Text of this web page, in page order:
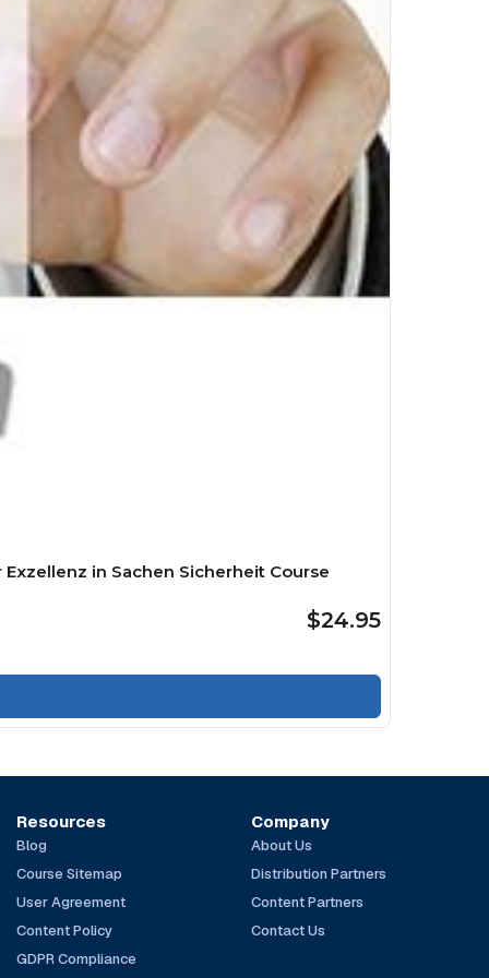
in Sachen Sicherheit Course
$24.95
Resources
Blog
Course Sitemap
User Agreement
Content Policy
GDPR Compliance
Company
About Us
Distribution Partners
Content Partners
Contact Us